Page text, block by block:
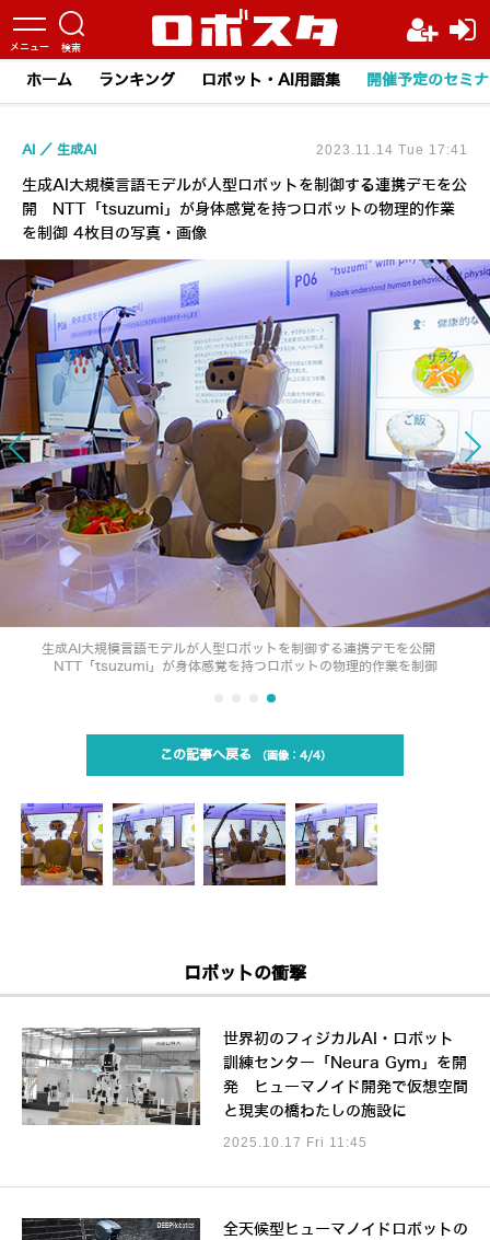
ホーム ランキング ロボット・AI用語集 開催予定のセミ
生成AI大規模言語モデルが人型ロボットを制御する連携デモを公
開 NTT「tsuzumi」が身体感覚を持つロボットの物理的作業
を制御 4枚目の写真・画像
AI 生成AI 2023.11.14 Tue 17:41
生成AI大規模言語モデルが人型ロボットを制御する連携デモを公開
NTT「tsuzumi」が身体感覚を持つロボットの物理的作業を制御
この記事へ戻る 4/4
ロボットの衝撃
世界初のフィジカルAI・ロボット
訓練センター「Neura Gym」を開
発 ヒューマノイド開発で仮想空間
と現実の橋わたしの施設に
2025.10.17 Fri 11:45
全天候型ヒューマノイドロボットの